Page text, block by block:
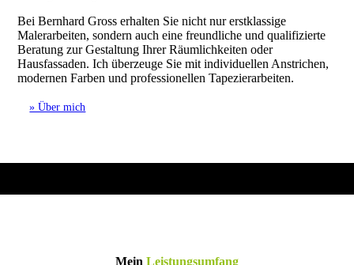
Bei Bernhard Gross erhalten Sie nicht nur erstklassige
Malerarbeiten, sondern auch eine freundliche und qualifizierte
Beratung zur Gestaltung Ihrer Räumlichkeiten oder
Hausfassaden. Ich überzeuge Sie mit individuellen Anstrichen,
modernen Farben und professionellen Tapezierarbeiten.
» Über mich
Mein Leistungsumfang